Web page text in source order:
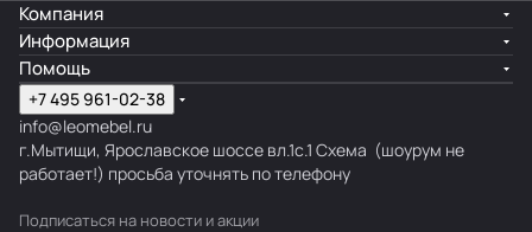
Компания
Информация
Помощь
+7 495 961-02-38
info@leomebel.ru
г.Мытищи, Ярославское шоссе вл.1с.1 Схема (шоурум не
работает!) просьба уточнять по телефону
Подписаться на новости и акции